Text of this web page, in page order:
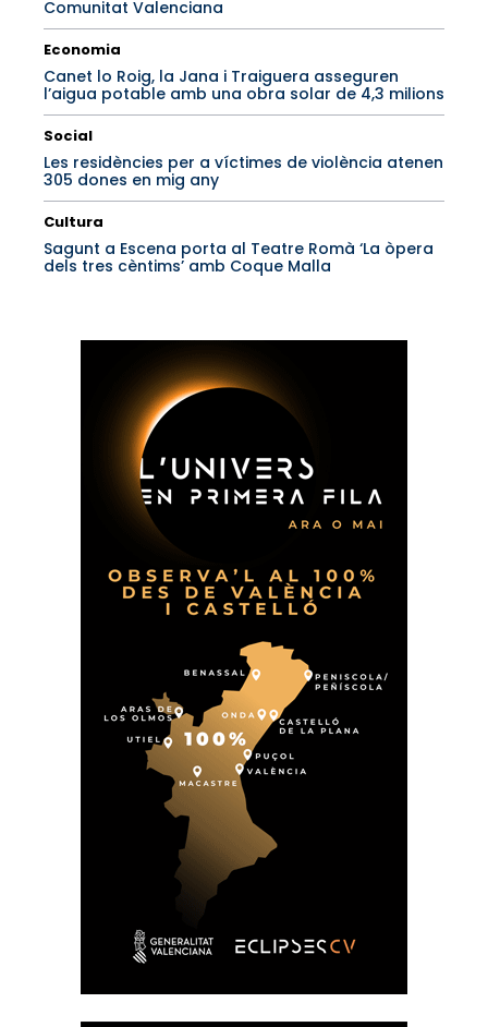
Comunitat Valenciana
Economia
Canet lo Roig, la Jana i Traiguera asseguren
l’aigua potable amb una obra solar de 4,3 milions
Social
Les residències per a víctimes de violència atenen
305 dones en mig any
Cultura
Sagunt a Escena porta al Teatre Romà ‘La òpera
dels tres cèntims’ amb Coque Malla